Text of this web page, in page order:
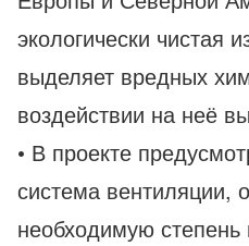
экологически чистая
выделяет вредных
воздействии на неё
• В проекте
система вентиляции,
необходимую